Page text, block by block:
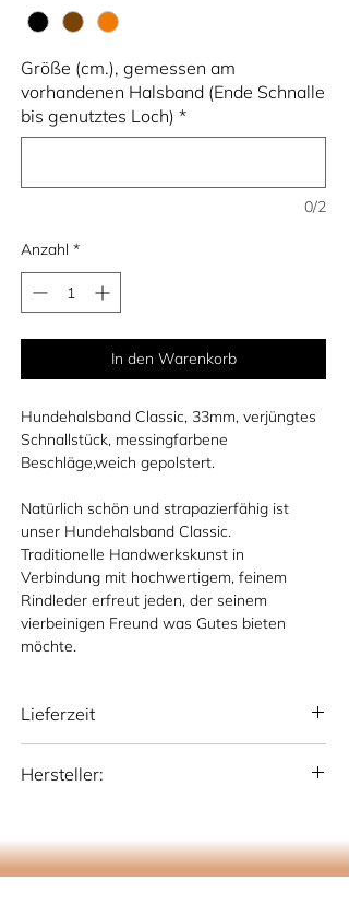
Größe (cm.), gemessen am
vorhandenen Halsband (Ende Schnalle
bis genutztes Loch) *
0/2
Anzahl *
In den Warenkorb
Hundehalsband Classic, 33mm, verjüngtes
Schnallstück, messingfarbene
Beschläge,weich gepolstert.
Natürlich schön und strapazierfähig ist
unser Hundehalsband Classic.
Traditionelle Handwerkskunst in
Verbindung mit hochwertigem, feinem
Rindleder erfreut jeden, der seinem
vierbeinigen Freund was Gutes bieten
möchte.
Lieferzeit
international: 15-20 Werktage
Hersteller:
info@os-sattlerei.de